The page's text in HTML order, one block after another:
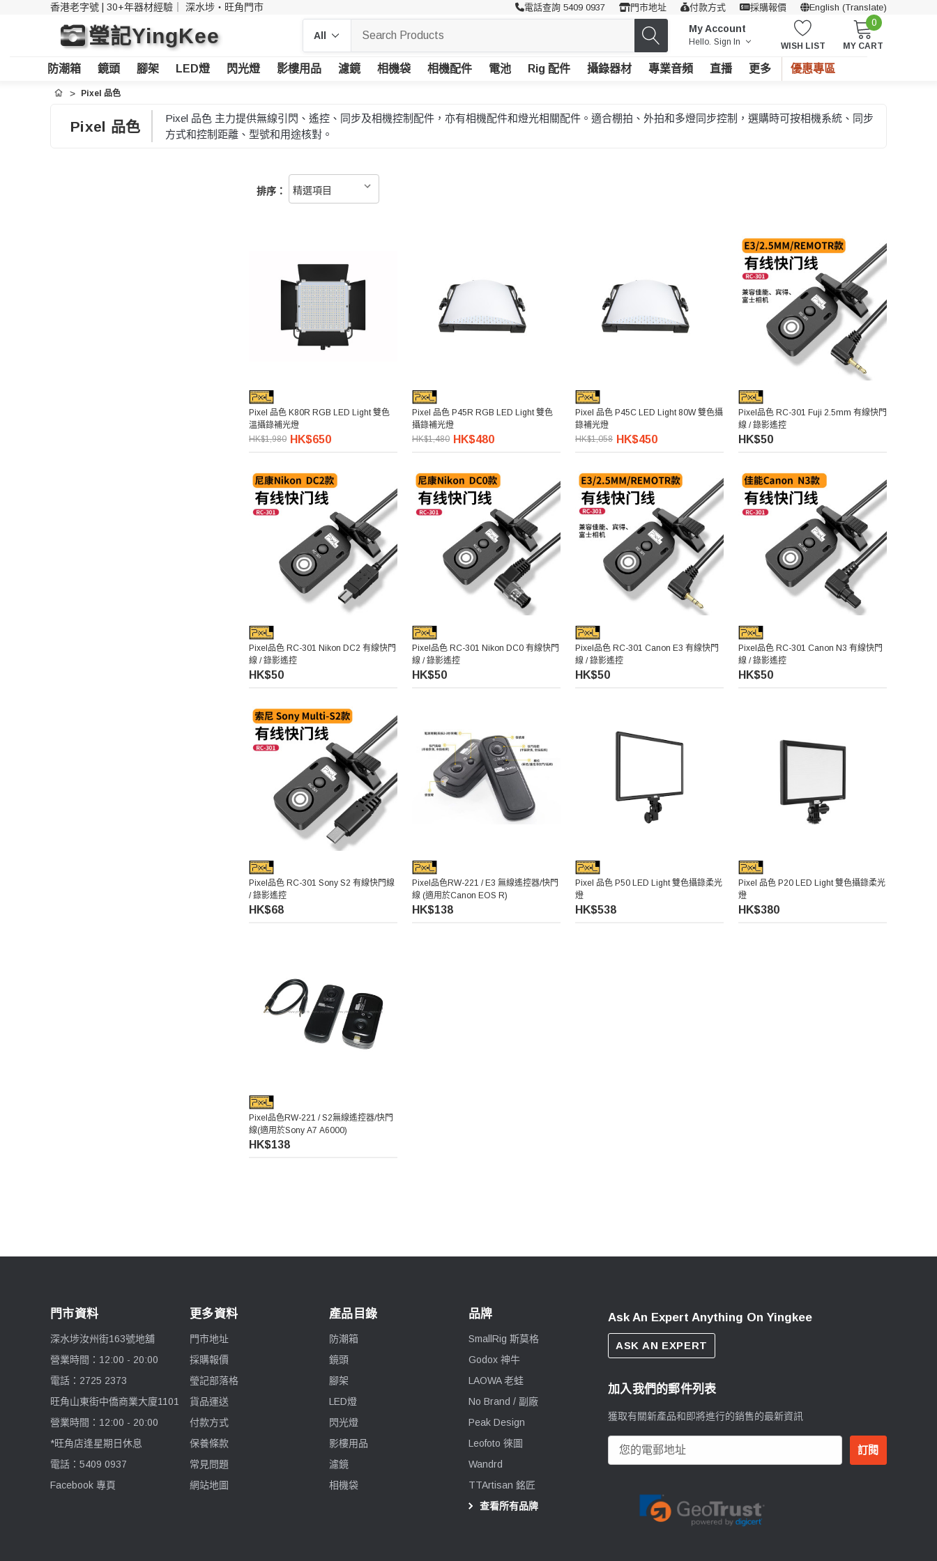
香港老字號 | 30+年器材經驗｜ 深水埗・旺角門市 電話查詢 5409 0937 門市地址 付款方式 採購報價 English (Translate)
瑩記YingKee My Account
Hello. Sign In WISH LIST
0
MY CART
防潮箱 鏡頭 腳架 LED燈 閃光燈 影樓用品 濾鏡 相機袋 相機配件 電池 Rig 配件 攝錄器材 專業音頻 直播 更多 優惠專區
首頁 Pixel 品色
Pixel 品色
Pixel 品色 主力提供無線引閃、遙控、同步及相機控制配件，亦有相機配件和燈光相關配件。適合棚拍、外拍和多燈同步控制，選購時可按相機系統、同步
方式和控制距離、型號和用途核對。
排序：
Pixel 品色 K80R RGB LED Light 雙色
溫攝錄補光燈
HK$1,980 HK$650
Pixel 品色 P45R RGB LED Light 雙色
攝錄補光燈
HK$1,480 HK$480
Pixel 品色 P45C LED Light 80W 雙色攝
錄補光燈
HK$1,058 HK$450
Pixel品色 RC-301 Fuji 2.5mm 有線快門
線 / 錄影遙控
HK$50
Pixel品色 RC-301 Nikon DC2 有線快門
線 / 錄影遙控
HK$50
Pixel品色 RC-301 Nikon DC0 有線快門
線 / 錄影遙控
HK$50
Pixel品色 RC-301 Canon E3 有線快門
線 / 錄影遙控
HK$50
Pixel品色 RC-301 Canon N3 有線快門
線 / 錄影遙控
HK$50
Pixel品色 RC-301 Sony S2 有線快門線
/ 錄影遙控
HK$68
Pixel品色RW-221 / E3 無線遙控器/快門
線 (適用於Canon EOS R)
HK$138
Pixel 品色 P50 LED Light 雙色攝錄柔光
燈
HK$538
Pixel 品色 P20 LED Light 雙色攝錄柔光
燈
HK$380
Pixel品色RW-221 / S2無線遙控器/快門
線(適用於Sony A7 A6000)
HK$138
門市資料
深水埗汝州街163號地舖
營業時間：12:00 - 20:00
電話：2725 2373
旺角山東街中僑商業大廈1101
營業時間：12:00 - 20:00
*旺角店逢星期日休息
電話：5409 0937
Facebook 專頁
更多資料
門市地址
採購報價
瑩記部落格
貨品運送
付款方式
保養條款
常見問題
網站地圖
產品目錄
防潮箱
鏡頭
腳架
LED燈
閃光燈
影樓用品
濾鏡
相機袋
品牌
SmallRig 斯莫格
Godox 神牛
LAOWA 老蛙
No Brand / 副廠
Peak Design
Leofoto 徠圖
Wandrd
TTArtisan 銘匠
查看所有品牌
Ask An Expert Anything On Yingkee
ASK AN EXPERT
加入我們的郵件列表
獲取有關新產品和即將進行的銷售的最新資訊
郵